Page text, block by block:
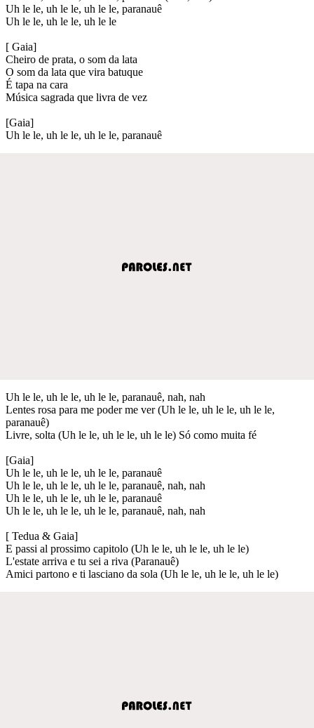
Uh le le, uh le le, uh le le, paranauê
Uh le le, uh le le, uh le le
[ Gaia]
Cheiro de prata, o som da lata
O som da lata que vira batuque
É tapa na cara
Música sagrada que livra de vez
[Gaia]
Uh le le, uh le le, uh le le, paranauê
Uh le le, uh le le, uh le le, paranauê, nah, nah
Lentes rosa para me poder me ver (Uh le le, uh le le, uh le le,
paranauê)
Livre, solta (Uh le le, uh le le, uh le le) Só como muita fé
[Gaia]
Uh le le, uh le le, uh le le, paranauê
Uh le le, uh le le, uh le le, paranauê, nah, nah
Uh le le, uh le le, uh le le, paranauê
Uh le le, uh le le, uh le le, paranauê, nah, nah
[ Tedua & Gaia]
E passi al prossimo capitolo (Uh le le, uh le le, uh le le)
L'estate arriva e tu sei a riva (Paranauê)
Amici partono e ti lasciano da sola (Uh le le, uh le le, uh le le)